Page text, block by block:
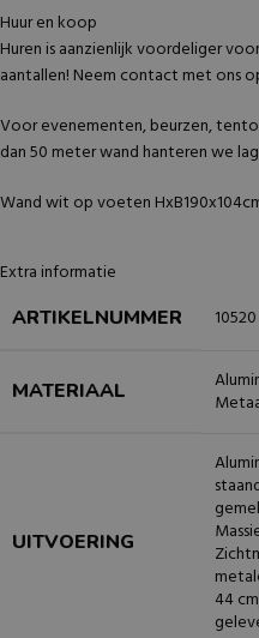
Huur en koop
Huren is aanzienlijk voordeliger
aantallen! Neem contact met ons
Voor evenementen, beurzen,
dan 50 meter wand hanteren we
Wand wit op voeten
Extra informatie
ARTIKELNUMMER 10520
MATERIAAL
UITVOERING
44